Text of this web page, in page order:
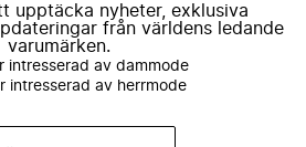
upptäcka nyheter, exklusiva
från världens ledande
varumärken.
intresserad av dammode
intresserad av herrmode